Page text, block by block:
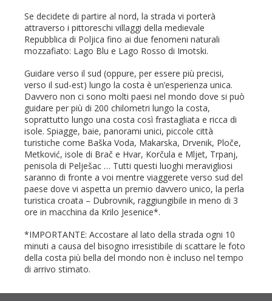
Se decidete di partire al nord, la strada vi porterà
attraverso i pittoreschi villaggi della medievale
Repubblica di Poljica fino ai due fenomeni naturali
mozzafiato: Lago Blu e Lago Rosso di Imotski.
Guidare verso il sud (oppure, per essere più precisi,
verso il sud-est) lungo la costa è un’esperienza unica.
Davvero non ci sono molti paesi nel mondo dove si può
guidare per più di 200 chilometri lungo la costa,
soprattutto lungo una costa così frastagliata e ricca di
isole. Spiagge, baie, panorami unici, piccole città
turistiche come Baška Voda, Makarska, Drvenik, Ploče,
Metković, isole di Brač e Hvar, Korčula e Mljet, Trpanj,
penisola di Pelješac … Tutti questi luoghi meravigliosi
saranno di fronte a voi mentre viaggerete verso sud del
paese dove vi aspetta un premio davvero unico, la perla
turistica croata – Dubrovnik, raggiungibile in meno di 3
ore in macchina da Krilo Jesenice*.
*IMPORTANTE: Accostare al lato della strada ogni 10
minuti a causa del bisogno irresistibile di scattare le foto
della costa più bella del mondo non è incluso nel tempo
di arrivo stimato.